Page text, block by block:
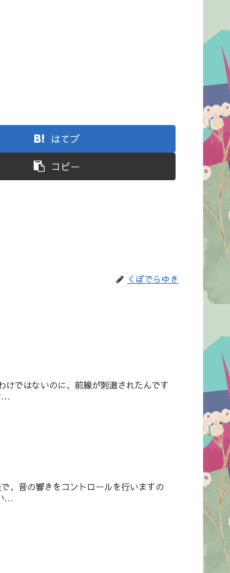
はてブ
コピー
くぼでらゆき
ではないのに、前線が刺激されたんです
...
、音の響きをコントロールを行いますの
...